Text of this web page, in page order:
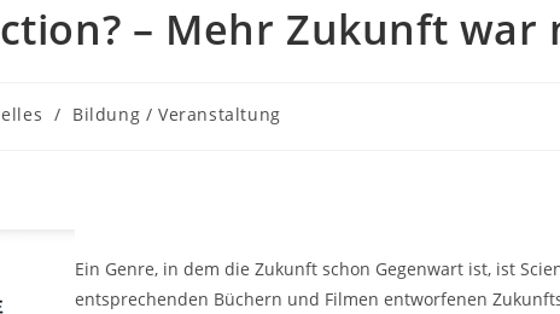
– Mehr Zukunft war
/ Bildung / Veranstaltung
Ein Genre, in dem die Zukunft schon Gegenwart ist, ist
entsprechenden Büchern und Filmen entworfenen